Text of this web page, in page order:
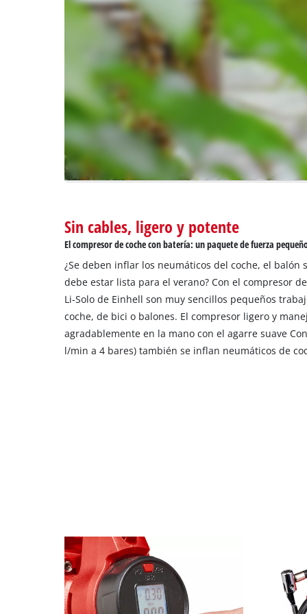
trackers
that
the
visitor.
The
website
owner
needs
to
site
with
their
CMP
to
this
content
to
the
Sin cables, ligero y potente
El compresor de coche con batería: un paquete de fuerza
¿Se deben inflar los neumáticos del coche, el balón
debe estar lista para el verano? Con el compresor
Li-Solo de Einhell son muy sencillos pequeños
coche, de bici o balones. El compresor ligero y
agradablemente en la mano con el agarre suave
l/min a 4 bares) también se inflan neumáticos de